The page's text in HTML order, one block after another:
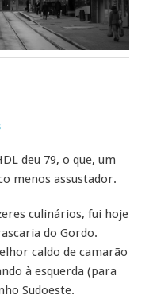
deu 79, o que, um
menos assustador.
culinários, fui hoje
do Gordo.
caldo de camarão
à esquerda (para
Sudoeste.